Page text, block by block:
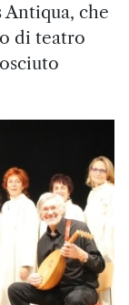
Antiqua, che
di teatro